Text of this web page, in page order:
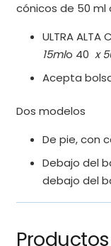
cónicos de 50 ml
ULTRA ALTA
15mlo 40 x
Acepta
Dos modelos
De pie, con
Debajo del
debajo del